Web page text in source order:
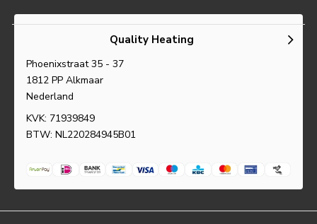
Quality Heating
Phoenixstraat 35 - 37
1812 PP Alkmaar
Nederland
KVK: 71939849
BTW: NL220284945B01